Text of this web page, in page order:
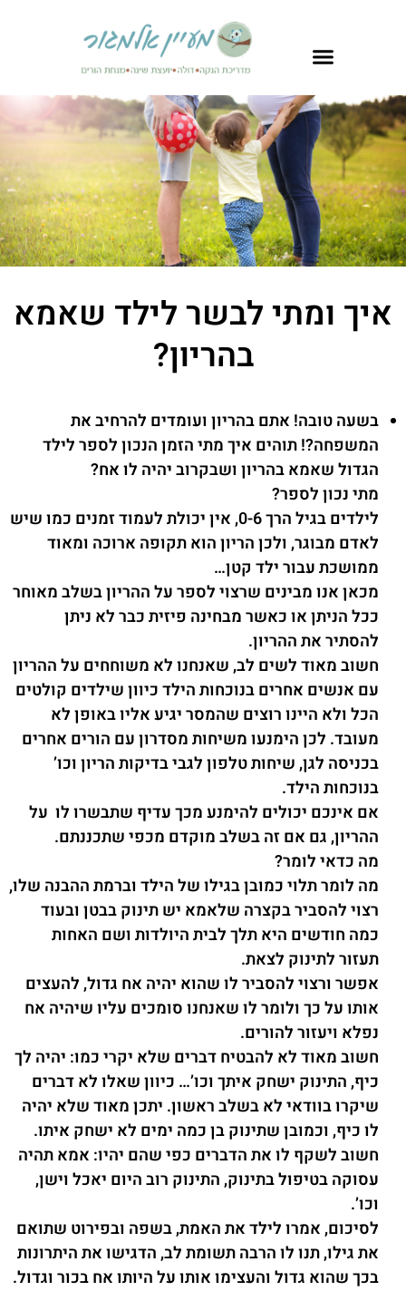
איך ומתי לבשר לילד שאמא
בהריון?
בשעה טובה! אתם בהריון ועומדים להרחיב את
המשפחה?! תוהים איך מתי הזמן הנכון לספר לילד
הגדול שאמא בהריון ושבקרוב יהיה לו אח?
מתי נכון לספר?
לילדים בגיל הרך 0-6, אין יכולת לעמוד זמנים כמו שיש
לאדם מבוגר, ולכן הריון הוא תקופה ארוכה ומאוד
ממושכת עבור ילד קטן…
מכאן אנו מבינים שרצוי לספר על ההריון בשלב מאוחר
ככל הניתן או כאשר מבחינה פיזית כבר לא ניתן
להסתיר את ההריון.
חשוב מאוד לשים לב, שאנחנו לא משוחחים על ההריון
עם אנשים אחרים בנוכחות הילד כיוון שילדים קולטים
הכל ולא היינו רוצים שהמסר יגיע אליו באופן לא
מעובד. לכן הימנעו משיחות מסדרון עם הורים אחרים
בכניסה לגן, שיחות טלפון לגבי בדיקות הריון וכו’
בנוכחות הילד.
אם אינכם יכולים להימנע מכך עדיף שתבשרו לו על
ההריון, גם אם זה בשלב מוקדם מכפי שתכננתם.
מה כדאי לומר?
מה לומר תלוי כמובן בגילו של הילד וברמת ההבנה שלו,
רצוי להסביר בקצרה שלאמא יש תינוק בבטן ובעוד
כמה חודשים היא תלך לבית היולדות ושם האחות
תעזור לתינוק לצאת.
אפשר ורצוי להסביר לו שהוא יהיה אח גדול, להעצים
אותו על כך ולומר לו שאנחנו סומכים עליו שיהיה אח
נפלא ויעזור להורים.
חשוב מאוד לא להבטיח דברים שלא יקרי כמו: יהיה לך
כיף, התינוק ישחק איתך וכו’… כיוון שאלו לא דברים
שיקרו בוודאי לא בשלב ראשון. יתכן מאוד שלא יהיה
לו כיף, וכמובן שתינוק בן כמה ימים לא ישחק איתו.
חשוב לשקף לו את הדברים כפי שהם יהיו: אמא תהיה
עסוקה בטיפול בתינוק, התינוק רוב היום יאכל וישן,
וכו’.
לסיכום, אמרו לילד את האמת, בשפה ובפירוט שתואם
את גילו, תנו לו הרבה תשומת לב, הדגישו את היתרונות
בכך שהוא גדול והעצימו אותו על היותו אח בכור וגדול.